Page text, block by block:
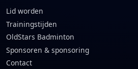
Lid worden
Trainingstijden
OldStars Badminton
Sponsoren & sponsoring
Contact